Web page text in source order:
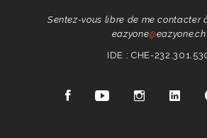
Sentez-vous libre de me contacter
eazyone@eazyone.ch
IDE : CHE-